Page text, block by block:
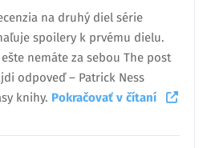
na druhý diel série
spoilery k prvému dielu.
nemáte za sebou The post
odpoveď – Patrick Ness
knihy. Pokračovať v čítaní